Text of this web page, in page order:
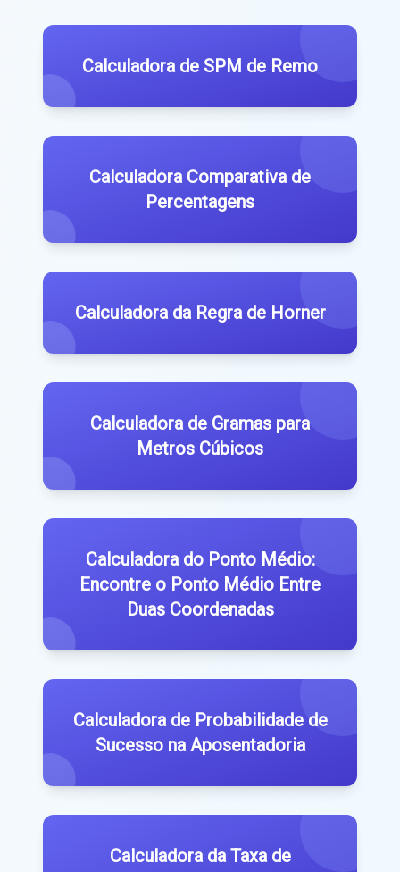
Calculadora de SPM de Remo
Calculadora Comparativa de
Percentagens
Calculadora da Regra de Horner
Calculadora de Gramas para
Metros Cúbicos
Calculadora do Ponto Médio:
Encontre o Ponto Médio Entre
Duas Coordenadas
Calculadora de Probabilidade de
Sucesso na Aposentadoria
Calculadora da Taxa de